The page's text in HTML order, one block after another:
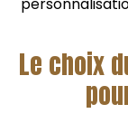
Le choix